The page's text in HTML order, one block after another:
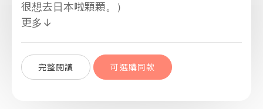
很想去日本啦顆顆。）
更多↓
完整閱讀 可選購同款